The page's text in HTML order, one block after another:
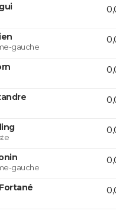
gauche
gauche